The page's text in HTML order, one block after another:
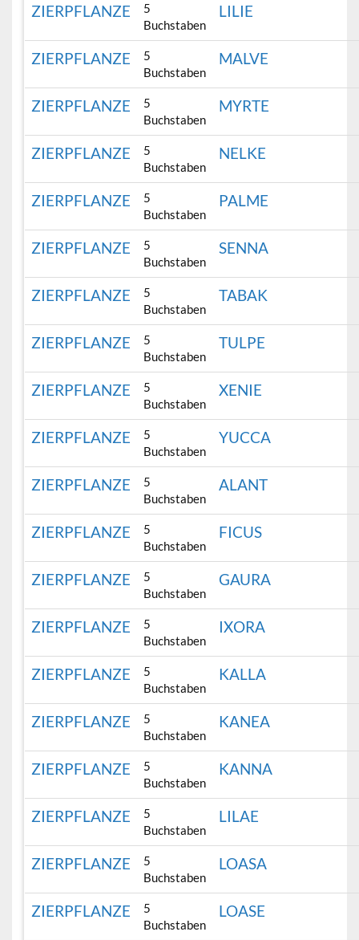
ZIERPFLANZE
5
Buchstaben
LILIE
ZIERPFLANZE
5
Buchstaben
MALVE
ZIERPFLANZE
5
Buchstaben
MYRTE
ZIERPFLANZE
5
Buchstaben
NELKE
ZIERPFLANZE
5
Buchstaben
PALME
ZIERPFLANZE
5
Buchstaben
SENNA
ZIERPFLANZE
5
Buchstaben
TABAK
ZIERPFLANZE
5
Buchstaben
TULPE
ZIERPFLANZE
5
Buchstaben
XENIE
ZIERPFLANZE
5
Buchstaben
YUCCA
ZIERPFLANZE
5
Buchstaben
ALANT
ZIERPFLANZE
5
Buchstaben
FICUS
ZIERPFLANZE
5
Buchstaben
GAURA
ZIERPFLANZE
5
Buchstaben
IXORA
ZIERPFLANZE
5
Buchstaben
KALLA
ZIERPFLANZE
5
Buchstaben
KANEA
ZIERPFLANZE
5
Buchstaben
KANNA
ZIERPFLANZE
5
Buchstaben
LILAE
ZIERPFLANZE
5
Buchstaben
LOASA
ZIERPFLANZE
5
Buchstaben
LOASE